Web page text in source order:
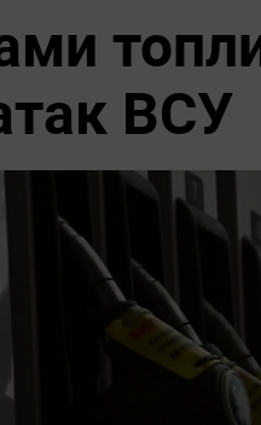
ВСУ